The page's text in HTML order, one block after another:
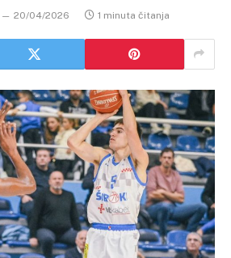
20/04/2026 1 minuta čitanja